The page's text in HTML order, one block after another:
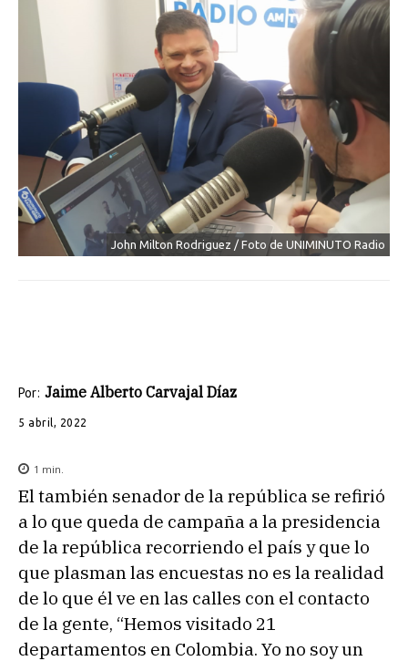
John Milton Rodriguez / Foto de UNIMINUTO Radio
Por: Jaime Alberto Carvajal Díaz
5 abril, 2022
1 min.
El también senador de la república se refirió
a lo que queda de campaña a la presidencia
de la república recorriendo el país y que lo
que plasman las encuestas no es la realidad
de lo que él ve en las calles con el contacto
de la gente, “Hemos visitado 21
departamentos en Colombia. Yo no soy un